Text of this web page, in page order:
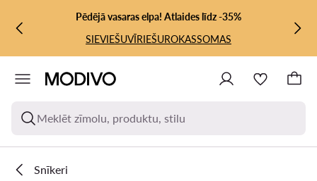
PĀRIET UZ GALVENO SATURU
PĀRIET UZ MEKLĒŠANUPēdējā vasaras elpa! Atlaides līdz -35%
SIEVIEŠUVĪRIEŠUROKASSOMAS
Meklēt zīmolu, produktu, stilu
Snīkeri